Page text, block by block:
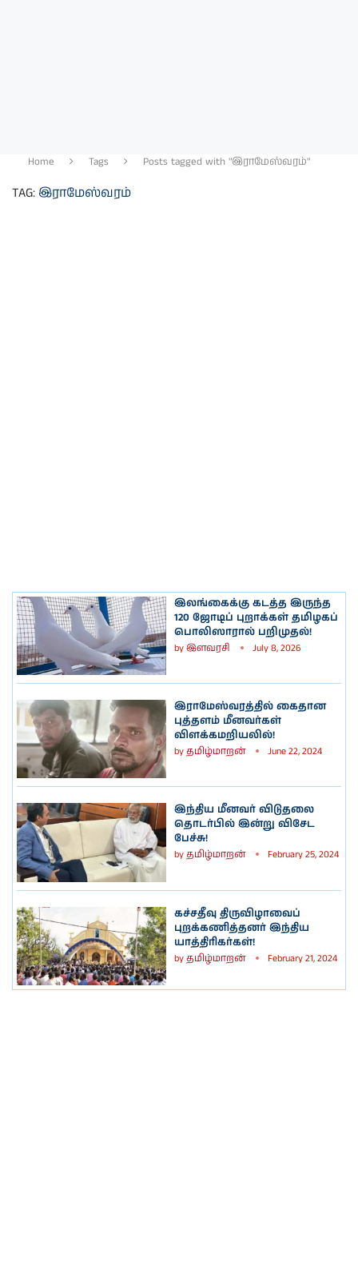
Home Tags Posts tagged with "இராமேஸ்வரம்"
TAG: இராமேஸ்வரம்
இலங்கைக்கு கடத்த இருந்த
120 ஜோடிப் புறாக்கள் தமிழகப்
பொலிஸாரால் பறிமுதல்!
byஇளவரசி July 8, 2026
இராமேஸ்வரத்தில் கைதான
புத்தளம் மீனவர்கள்
விளக்கமறியலில்!
byதமிழ்மாறன் June 22, 2024
இந்திய மீனவர் விடுதலை
தொடர்பில் இன்று விசேட
பேச்சு!
byதமிழ்மாறன் February 25, 2024
கச்சதீவு திருவிழாவைப்
புறக்கணித்தனர் இந்திய
யாத்திரிகர்கள்!
byதமிழ்மாறன் February 21, 2024